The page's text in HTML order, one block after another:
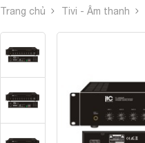
Trang chủ Tivi - Âm thanh